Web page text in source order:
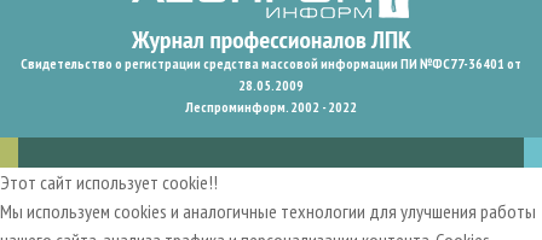
Свидетельство о регистрации средства массовой информации ПИ №ФС77-36401 от
28.05.2009
Леспроминформ. 2002 - 2022
Этот сайт использует cookie!!
Мы используем cookies и аналогичные технологии для улучшения работы